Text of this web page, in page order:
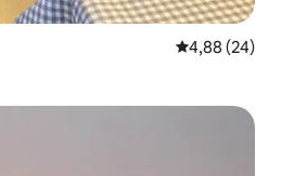
Średnia
4,88 (24)